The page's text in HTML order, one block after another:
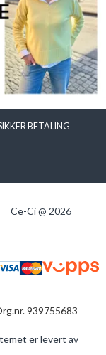
BETALING
Ce-Ci @ 2026
939755683
er levert av